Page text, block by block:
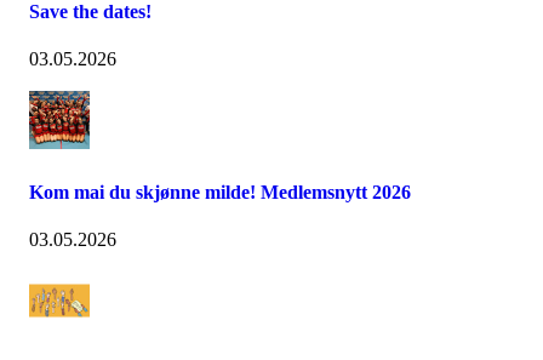
Save the dates!
03.05.2026
Kom mai du skjønne milde! Medlemsnytt 2026
03.05.2026